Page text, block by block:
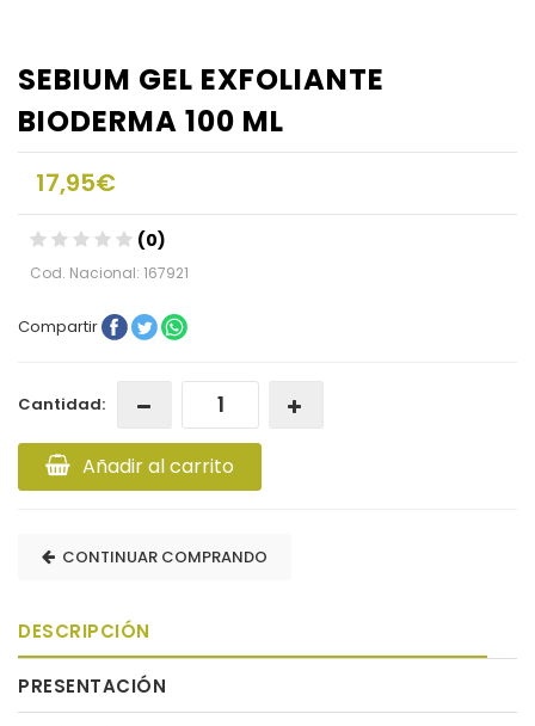
SEBIUM GEL EXFOLIANTE
BIODERMA 100 ML
17,95€
(0)
Cod. Nacional: 167921
Compartir
Cantidad:
Añadir al carrito
CONTINUAR COMPRANDO
DESCRIPCIÓN
PRESENTACIÓN